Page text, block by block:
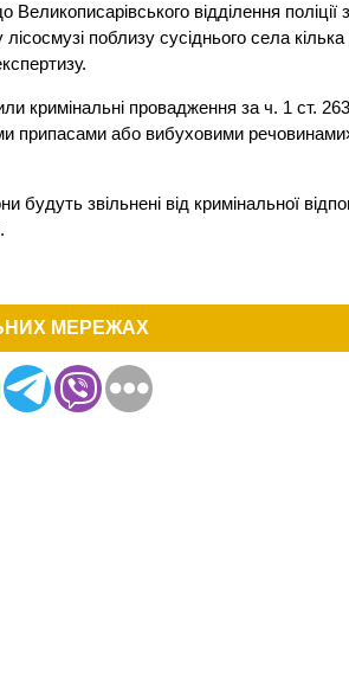
відділення
поблизу сусіднього села
кримінальні провадження за ч. 1 ст.
припасами або вибуховими
будуть звільнені від кримінальної
МЕРЕЖАХ